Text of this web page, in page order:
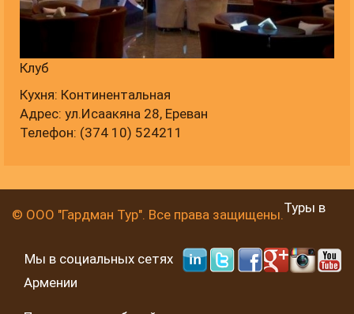
Клуб
Кухня: Континентальная
Адрес: ул.Исаакяна 28, Ереван
Телефон: (374 10) 524211
© ООО "Гардман Тур". Все права защищены.
Мы в социальных сетях
Туры в
Армении